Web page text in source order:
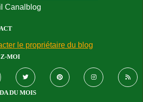
Canalblog
le propriétaire du blog
MOI
DU MOIS